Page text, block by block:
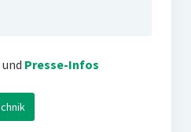
und Presse-Infos